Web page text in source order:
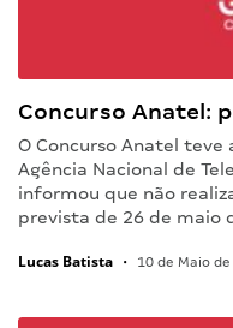
Concurso Anatel:
O Concurso Anatel teve
Agência Nacional de
informou que não
prevista de 26 de maio
Lucas Batista • 10 de Maio